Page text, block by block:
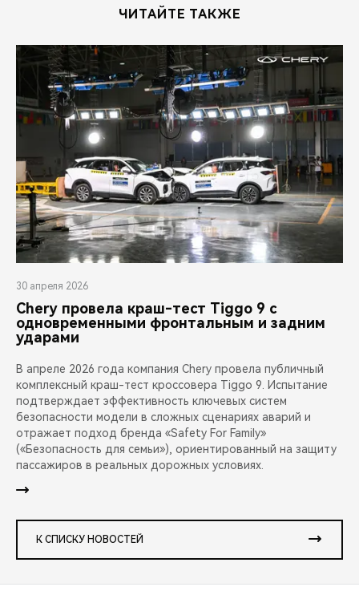
ЧИТАЙТЕ ТАКЖЕ
30 апреля 2026
Chery провела краш-тест Tiggo 9 с
одновременными фронтальным и задним
ударами
В апреле 2026 года компания Chery провела публичный
комплексный краш-тест кроссовера Tiggo 9. Испытание
подтверждает эффективность ключевых систем
безопасности модели в сложных сценариях аварий и
отражает подход бренда «Safety For Family»
(«Безопасность для семьи»), ориентированный на защиту
пассажиров в реальных дорожных условиях.
К СПИСКУ НОВОСТЕЙ